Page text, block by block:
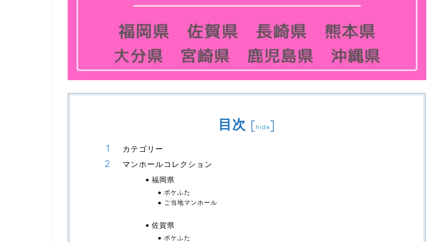
目次 [hide]
カテゴリー
マンホールコレクション
福岡県
ポケふた
ご当地マンホール
佐賀県
ポケふた